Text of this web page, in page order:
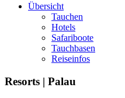
Übersicht
Tauchen
Hotels
Safariboote
Tauchbasen
Reiseinfos
Resorts | Palau